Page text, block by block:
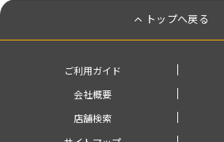
トップへ戻る
ご利用ガイド
会社概要
店舗検索